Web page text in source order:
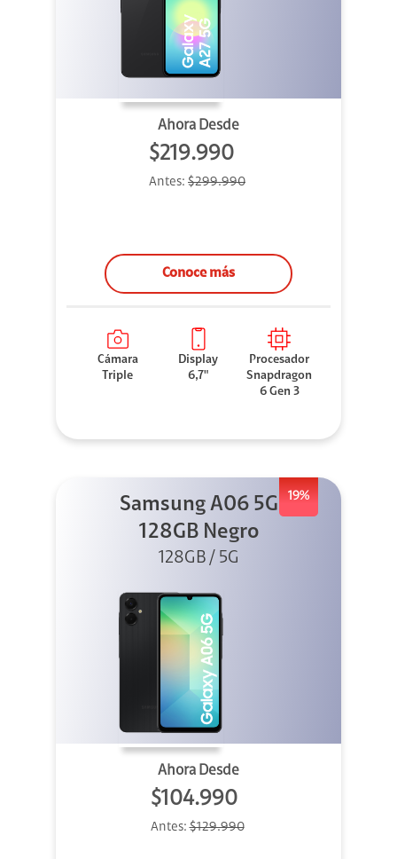
Ahora Desde
$219.990
Antes: $299.990
Conoce más
Cámara
Triple
Display
6,7"
Procesador
Snapdragon
6 Gen 3
19%
Samsung A06 5G
128GB Negro
128GB / 5G
Ahora Desde
$104.990
Antes:$129.990